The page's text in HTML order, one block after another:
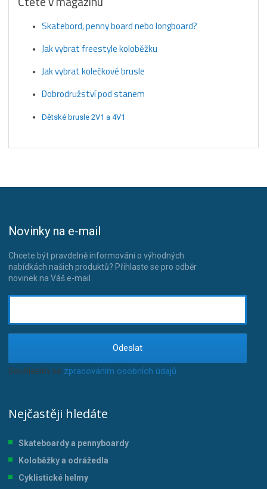
Skatebord, penny board nebo longboard?
Jak vybrat freestyle koloběžku
Jak vybrat kolečkové brusle
Dobrodružství pod stanem
Dětské brusle 2V1 a 4V1
Novinky na e-mail
Chcete být pravdelně informováni o výhodných
nabídkách našich produktů? Přihlaste se pro odběr
novinek na Váš e-mail
Odeslat
Souhlasím se zpracováním osobních údajů.
Nejčastěji hledáte
Skateboardy a pennyboardy
Koloběžky a odrážedla
Cyklistické helmy